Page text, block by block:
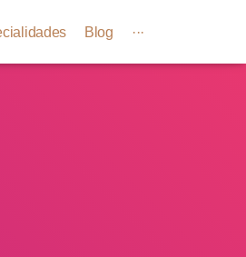
Blog ···